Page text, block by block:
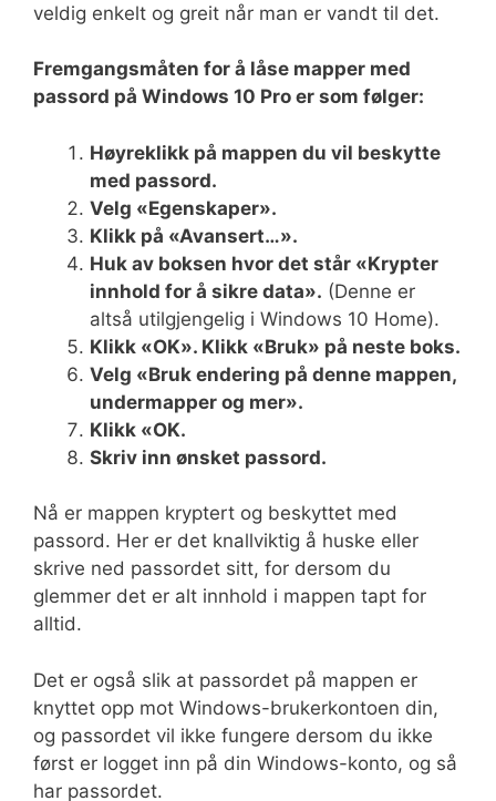
veldig enkelt og greit når man er vandt til det.
Fremgangsmåten for å låse mapper med
passord på Windows 10 Pro er som følger:
Høyreklikk på mappen du vil beskytte
med passord.
Velg «Egenskaper».
Klikk på «Avansert…».
Huk av boksen hvor det står «Krypter
innhold for å sikre data». (Denne er
altså utilgjengelig i Windows 10 Home).
Klikk «OK». Klikk «Bruk» på neste boks.
Velg «Bruk endering på denne mappen,
undermapper og mer».
Klikk «OK.
Skriv inn ønsket passord.
Nå er mappen kryptert og beskyttet med
passord. Her er det knallviktig å huske eller
skrive ned passordet sitt, for dersom du
glemmer det er alt innhold i mappen tapt for
alltid.
Det er også slik at passordet på mappen er
knyttet opp mot Windows-brukerkontoen din,
og passordet vil ikke fungere dersom du ikke
først er logget inn på din Windows-konto, og så
har passordet.